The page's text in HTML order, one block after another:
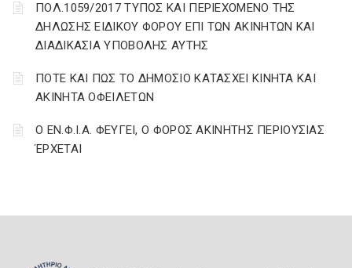
ΠΟΛ.1059/2017 ΤΥΠΟΣ ΚΑΙ ΠΕΡΙΕΧΟΜΕΝΟ ΤΗΣ
ΔΗΛΩΣΗΣ ΕΙΔΙΚΟΥ ΦΟΡΟΥ ΕΠΙ ΤΩΝ ΑΚΙΝΗΤΩΝ ΚΑΙ
ΔΙΑΔΙΚΑΣΙΑ ΥΠΟΒΟΛΗΣ ΑΥΤΗΣ
ΠΟΤΕ ΚΑΙ ΠΩΣ ΤΟ ΔΗΜΟΣΙΟ ΚΑΤΑΣΧΕΙ ΚΙΝΗΤΑ ΚΑΙ
ΑΚΙΝΗΤΑ ΟΦΕΙΛΕΤΩΝ
Ο ΕΝ.Φ.Ι.Α. ΦΕΥΓΕΙ, Ο ΦΟΡΟΣ ΑΚΙΝΗΤΗΣ ΠΕΡΙΟΥΣΙΑΣ
ΈΡΧΕΤΑΙ